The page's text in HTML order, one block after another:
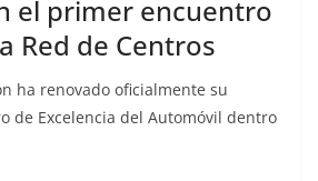
el primer encuentro
Red de Centros
ha renovado oficialmente su
de Excelencia del Automóvil dentro